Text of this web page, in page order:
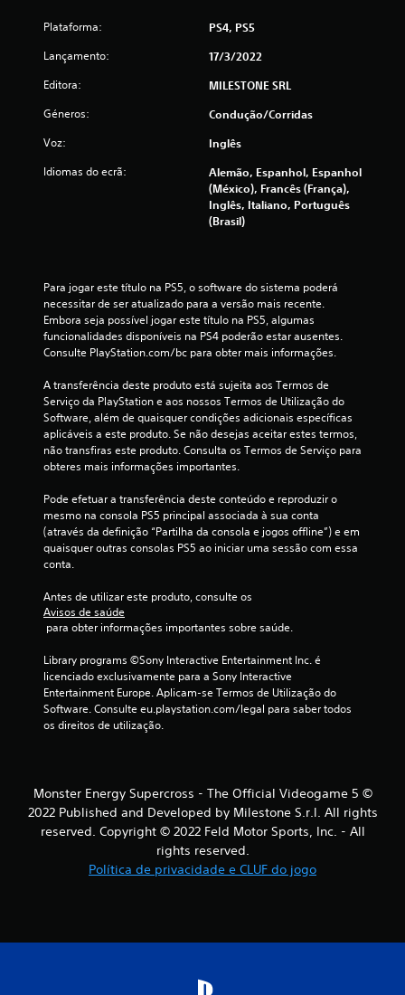
o
m
a
e
e
m
9
c
s
i
c
e
Plataforma: PS4, PS5
Lançamento: 17/3/2022
Editora: MILESTONE SRL
Géneros: Condução/corridas
Voz: Inglês
Idiomas do ecrã:
Alemão, Espanhol, Espanhol
(México), Francês (França),
Inglês, Italiano, Português
(Brasil)
Para jogar este título na PS5, o software do sistema poderá
necessitar de ser atualizado para a versão mais recente.
Embora seja possível jogar este título na PS5, algumas
funcionalidades disponíveis na PS4 poderão estar ausentes.
Consulte PlayStation.com/bc para obter mais informações.
A transferência deste produto está sujeita aos Termos de
Serviço da PlayStation e aos nossos Termos de Utilização do
Software, além de quaisquer condições adicionais específicas
aplicáveis a este produto. Se não desejas aceitar estes termos,
não transfiras este produto. Consulta os Termos de Serviço para
obteres mais informações importantes.
Pode efetuar a transferência deste conteúdo e reproduzir o
mesmo na consola PS5 principal associada à sua conta
(através da definição “Partilha da consola e jogos offline”) e em
quaisquer outras consolas PS5 ao iniciar uma sessão com essa
conta.
Antes de utilizar este produto, consulte os
Avisos de saúde
para obter informações importantes sobre saúde.
Library programs ©Sony Interactive Entertainment Inc. é
licenciado exclusivamente para a Sony Interactive
Entertainment Europe. Aplicam-se Termos de Utilização do
Software. Consulte eu.playstation.com/legal para saber todos
os direitos de utilização.
Monster Energy Supercross - The Official Videogame 5 ©
2022 Published and Developed by Milestone S.r.l. All rights
reserved. Copyright © 2022 Feld Motor Sports, Inc. - All
rights reserved.
Política de privacidade e CLUF do jogo